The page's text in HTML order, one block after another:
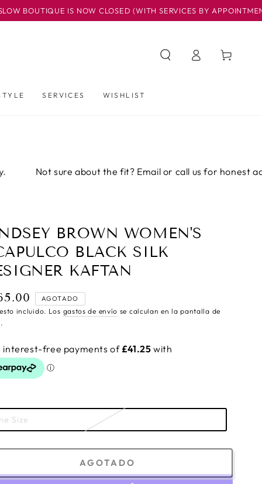
CLOSED (WITH SERVICES BY APPOINTMENT ONLY)...BUT
SERVICES WISHLIST
sesión
Carrito
the fit? Email or call us for honest advice before you
BROWN WOMEN'S
BLACK SILK
KAFTAN
AGOTADO
incluido. Los gastos de envío se calculan en la pantalla de
Size
AGOTADO